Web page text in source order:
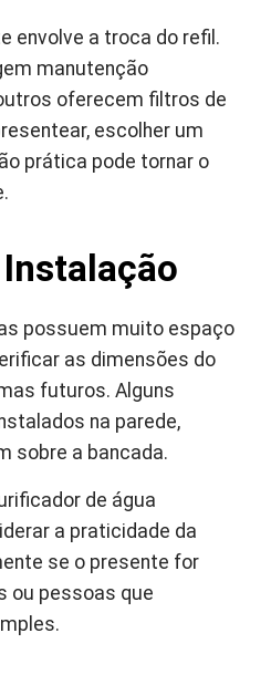
envolve a troca do refil.
manutenção
oferecem filtros de
escolher um
prática pode tornar o
possuem muito espaço
as dimensões do
futuros. Alguns
na parede,
sobre a bancada.
de água
a praticidade da
se o presente for
ou pessoas que